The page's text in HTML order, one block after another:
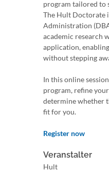
program tailored to
The Hult Doctorate
Administration
academic research
application,
without stepping
In this online
program, refine
determine whether
fit for you.
Register now
Veranstalter
Hult